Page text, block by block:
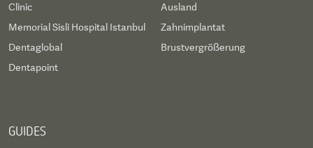
Clinic
Memorial Sisli Hospital Istanbul
Dentaglobal
Dentapoint
Ausland
Zahnimplantat
Brustvergrößerung
GUIDES